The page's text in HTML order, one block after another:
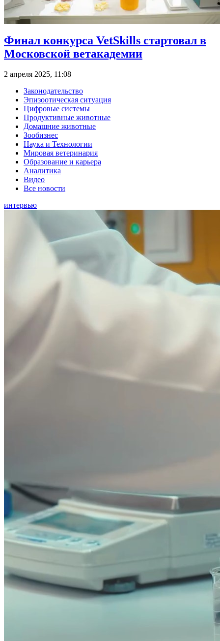
Финал конкурса VetSkills стартовал в
Московской ветакадемии
2 апреля 2025, 11:08
Законодательство
Эпизоотическая ситуация
Цифровые системы
Продуктивные животные
Домашние животные
Зообизнес
Наука и Технологии
Мировая ветеринария
Образование и карьера
Аналитика
Видео
Все новости
интервью